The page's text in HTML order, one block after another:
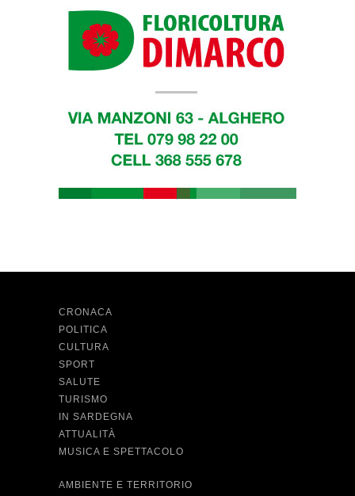
CRONACA
POLITICA
CULTURA
SPORT
SALUTE
TURISMO
IN SARDEGNA
ATTUALITÀ
MUSICA E SPETTACOLO
AMBIENTE E TERRITORIO